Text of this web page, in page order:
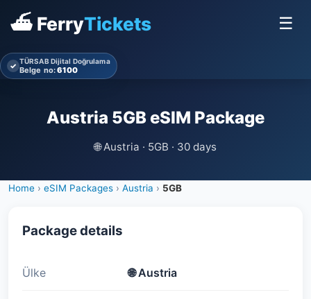
⛴ FerryTickets ☰
✓ TÜRSAB Dijital Doğrulama
Belge no:6100
Austria 5GB eSIM Package
🌐Austria · 5GB · 30 days
Home › eSIM Packages › Austria › 5GB
Package details
Ülke 🌐Austria